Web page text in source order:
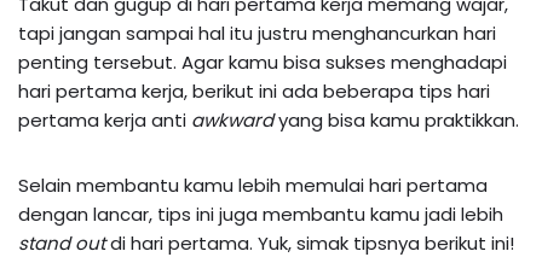
tapi jangan sampai hal itu justru menghancurkan hari
penting tersebut. Agar kamu bisa sukses menghadapi
hari pertama kerja, berikut ini ada beberapa tips hari
pertama kerja anti awkwardyang bisa kamu praktikkan.
Selain membantu kamu lebih memulai hari pertama
dengan lancar, tips ini juga membantu kamu jadi lebih
stand outdi hari pertama. Yuk, simak tipsnya berikut ini!